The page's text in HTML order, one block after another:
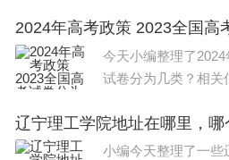
线200左右。 春季高考是为缓解夏季高考压力，
带给考生更多
2024年高考政策 2023全国高
今天小编整理了
试卷分为几类？相关
黔卷作为贵州省考试
之一，旨在保证高考
辽宁理工学院地址在哪里，
小编今天整理了一些